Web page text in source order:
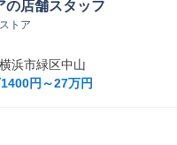
の店舗スタッフ
トア
浜市緑区中山
円～27万円